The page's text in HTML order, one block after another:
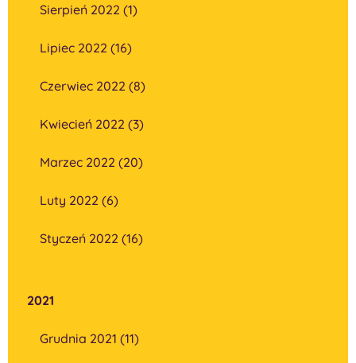
Sierpień 2022 (1)
Lipiec 2022 (16)
Czerwiec 2022 (8)
Kwiecień 2022 (3)
Marzec 2022 (20)
Luty 2022 (6)
Styczeń 2022 (16)
2021
Grudnia 2021 (11)